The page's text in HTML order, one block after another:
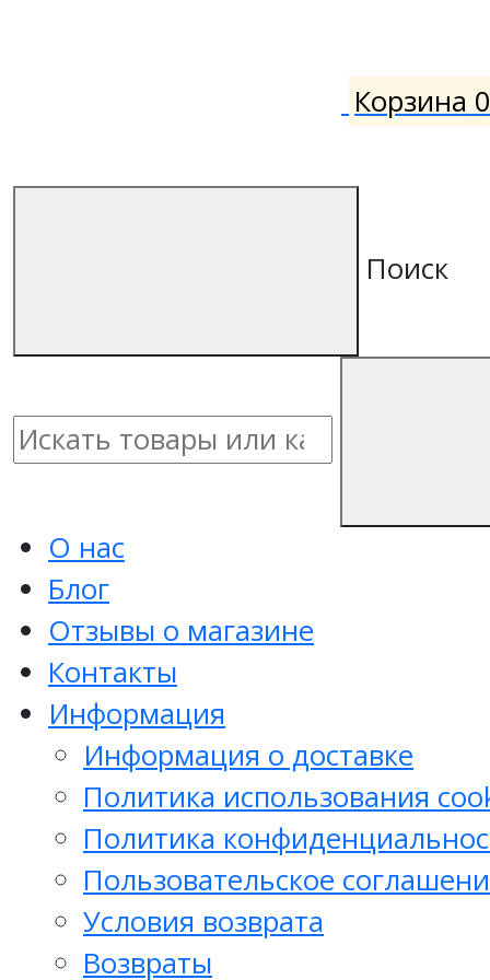
Корзина 0
Поиск
О нас
Блог
Отзывы о магазине
Контакты
Информация
Информация о доставке
Политика использования
Политика
Пользовательское
Условия возврата
Возвраты